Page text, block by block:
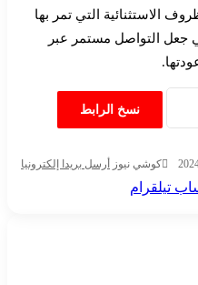
الاستثنائية التي تمر بها
جعل التواصل مستمر عبر
نسخ الرابط
كوشي نيوز أرسل بريدا إلكترونيا
تيلقرام